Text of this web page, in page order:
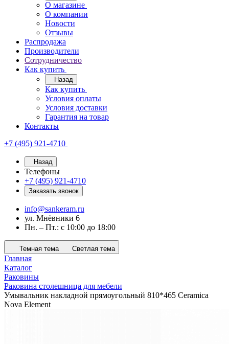
О магазине
О компании
Новости
Отзывы
Распродажа
Производители
Сотрудничество
Как купить
Назад
Как купить
Условия оплаты
Условия доставки
Гарантия на товар
Контакты
+7 (495) 921-4710
Назад
Телефоны
+7 (495) 921-4710
Заказать звонок
info@sankeram.ru
ул. Мнёвники 6
Пн. – Пт.: с 10:00 до 18:00
Темная тема Светлая тема
Главная
Каталог
Раковины
Раковина столешница для мебели
Умывальник накладной прямоугольный 810*465 Ceramica
Nova Element